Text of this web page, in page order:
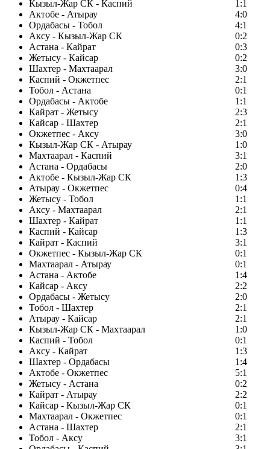
Кызыл-Жар СК - Каспий
1:1
Актобе - Атырау
4:0
Ордабасы - Тобол
4:1
Аксу - Кызыл-Жар СК
0:2
Астана - Кайрат
0:3
Жетысу - Кайсар
0:2
Шахтер - Махтаарал
3:0
Каспий - Окжетпес
2:1
Тобол - Астана
0:1
Ордабасы - Актобе
1:1
Кайрат - Жетысу
2:3
Кайсар - Шахтер
2:1
Окжетпес - Аксу
3:0
Кызыл-Жар СК - Атырау
1:0
Махтаарал - Каспий
3:1
Астана - Ордабасы
2:0
Актобе - Кызыл-Жар СК
1:3
Атырау - Окжетпес
0:4
Жетысу - Тобол
1:1
Аксу - Махтаарал
2:1
Шахтер - Кайрат
1:1
Каспий - Кайсар
1:3
Кайрат - Каспий
3:1
Окжетпес - Кызыл-Жар СК
0:1
Махтаарал - Атырау
0:1
Астана - Актобе
1:4
Кайсар - Аксу
2:2
Ордабасы - Жетысу
2:0
Тобол - Шахтер
2:1
Атырау - Кайсар
2:1
Кызыл-Жар СК - Махтаарал
1:0
Каспий - Тобол
0:1
Аксу - Кайрат
1:3
Шахтер - Ордабасы
1:4
Актобе - Окжетпес
5:1
Жетысу - Астана
0:2
Кайрат - Атырау
2:2
Кайсар - Кызыл-Жар СК
0:1
Махтаарал - Окжетпес
0:1
Астана - Шахтер
2:1
Тобол - Аксу
3:1